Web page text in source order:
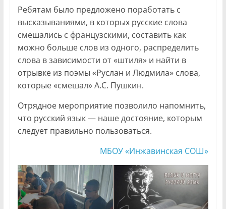
Ребятам было предложено поработать с
высказываниями, в которых русские слова
смешались с французскими, составить как
можно больше слов из одного, распределить
слова в зависимости от «штиля» и найти в
отрывке из поэмы «Руслан и Людмила» слова,
которые «смешал» А.С. Пушкин.
Отрядное мероприятие позволило напомнить,
что русский язык — наше достояние, которым
следует правильно пользоваться.
МБОУ «Инжавинская СОШ»